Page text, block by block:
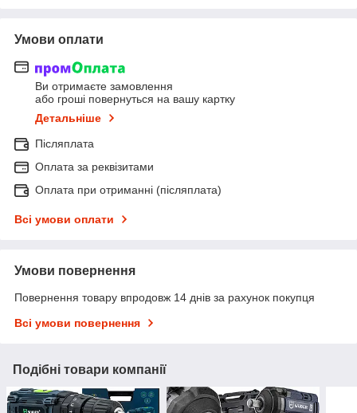
Умови оплати
Ви отримаєте замовлення
або гроші повернуться на вашу картку
Детальніше
Післяплата
Оплата за реквізитами
Оплата при отриманні (післяплата)
Всі умови оплати
Умови повернення
Повернення товару впродовж 14 днів за рахунок покупця
Всі умови повернення
Подібні товари компанії